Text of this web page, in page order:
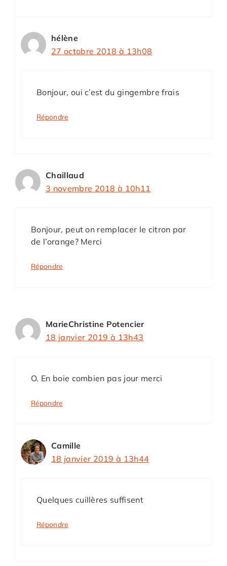
hélène
27 octobre 2018 à 13h08
Bonjour, oui c’est du gingembre frais
Répondre
Chaillaud
3 novembre 2018 à 10h11
Bonjour, peut on remplacer le citron par
de l’orange? Merci
Répondre
MarieChristine Potencier
18 janvier 2019 à 13h43
O. En boie combien pas jour merci
Répondre
Camille
18 janvier 2019 à 13h44
Quelques cuillères suffisent
Répondre